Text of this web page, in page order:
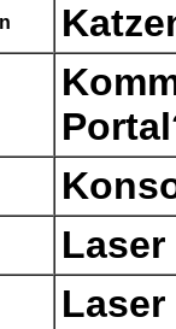
Laser
Laser